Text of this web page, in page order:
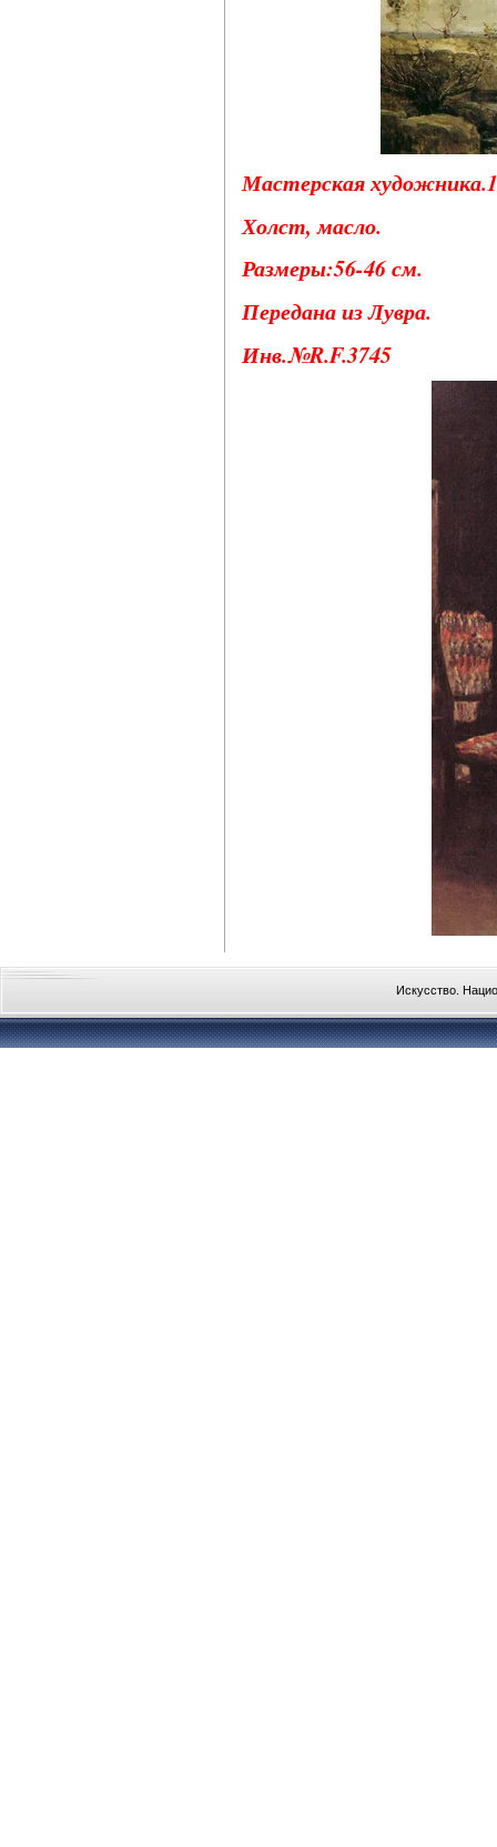
Мастерская
Холст, масло.
Размеры:56-46 см.
Передана из Лувра.
Инв.№R.F.3745
Искусство.